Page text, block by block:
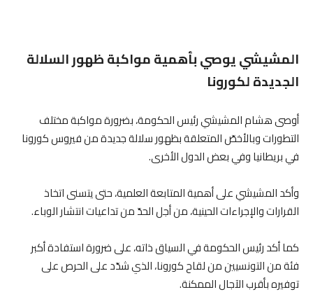
المشيشي يوصي بأهمية مواكبة ظهور السلالة
الجديدة لكورونا
أوصى هشام المشيشي رئيس الحكومة، بضرورة مواكبة مختلف
التطورات وبالأخصّ المتعلقة بظهور سلالة جديدة من فيروس كورونا
في بريطانيا وفي بعض الدول الأخرى.
وأكد المشيشي على أهمية المتابعة العلمية، حتى يتسنى اتخاذ
القرارات والإجراءات الحينية، من أجل الحدّ من تداعيات انتشار الوباء.
كما أكد رئيس الحكومة في السياق ذاته، على ضرورة استفادة أكبر
فئة من التونسيين من لقاح كورونا، الذي شدّد على الحرص على
توفيره بأقرب الآجال الممكنة.